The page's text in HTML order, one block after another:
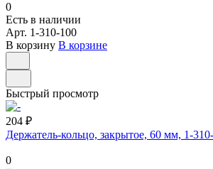
0
Есть в наличии
Арт. 1-310-100
В корзину В корзине
Быстрый просмотр
204 ₽
Держатель-кольцо, закрытое, 60 мм, 1-
0